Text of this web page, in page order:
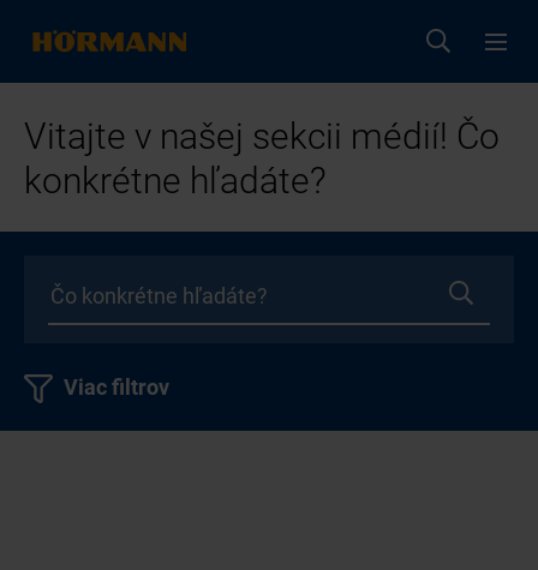
Vitajte v našej sekcii médií! Čo
konkrétne hľadáte?
Viac filtrov